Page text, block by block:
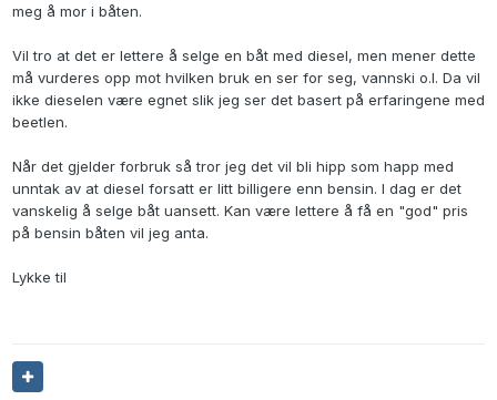
meg å mor i båten.
Vil tro at det er lettere å selge en båt med diesel, men mener dette
må vurderes opp mot hvilken bruk en ser for seg, vannski o.l. Da vil
ikke dieselen være egnet slik jeg ser det basert på erfaringene med
beetlen.
Når det gjelder forbruk så tror jeg det vil bli hipp som happ med
unntak av at diesel forsatt er litt billigere enn bensin. I dag er det
vanskelig å selge båt uansett. Kan være lettere å få en "god" pris
på bensin båten vil jeg anta.
Lykke til